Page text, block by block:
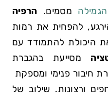
‍ מסמים. הרפיה
להפחית את רמות​
היכולת ⁤להתמודד עם
מסייעת בהגברת
חיבור פנימי ומספקת
ורצונות. שילוב של